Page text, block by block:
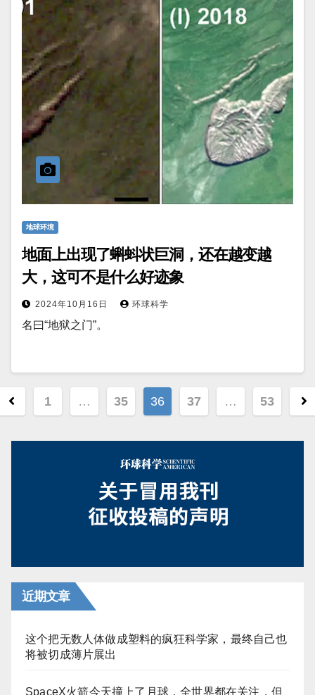
地球环境
地面上出现了蝌蚪状巨洞，还在越变越
大，这可不是什么好迹象
2024年10月16日 环球科学
名曰“地狱之门”。
1 … 35 36 37 … 53
近期文章
这个把无数人体做成塑料的疯狂科学家，最终自己也
将被切成薄片展出
SpaceX火箭今天撞上了月球，全世界都在关注，但